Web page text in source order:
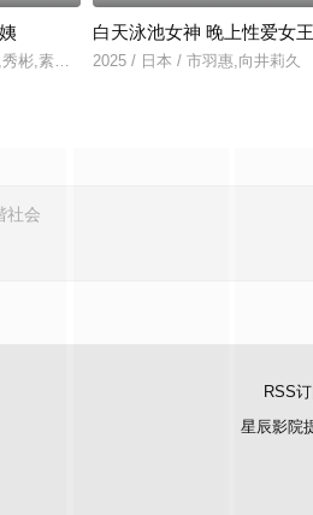
彬,素美,崔敏浩,时宇,金东宇,韩蔚
白天泳池女神 晚上性爱女王
2025 / 日本 / 市羽惠,向井莉久
RSS
星辰影院